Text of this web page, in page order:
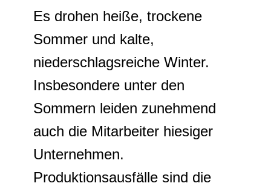
Es drohen heiße, trockene
Sommer und kalte,
niederschlagsreiche Winter.
Insbesondere unter den
Sommern leiden zunehmend
auch die Mitarbeiter hiesiger
Unternehmen.
Produktionsausfälle sind die